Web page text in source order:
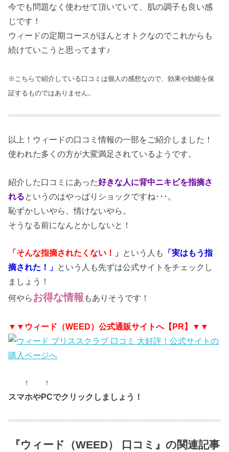
今でも問題なく使わせて頂いていて、肌の調子も良い感
じです！
ウィードの定期コースがほんとオトクなのでこれからも
続けていこうと思ってます♪
※こちらで紹介している口コミは個人の感想なので、効果や効能を保
証するものではありません。
以上！ウィードの口コミ情報の一部をご紹介しました！
使われた多くの方が大変満足されているようです。
紹介した口コミにあった好きな人に背中ニキビを指摘さ
れる というのはやっぱりショックですね･･･。
恥ずかしいやら、情けないやら。
そうなる前になんとかしないと！
「そんな指摘されたくない！」 という人も
「実はもう指
摘された！」 という人も先ずは公式サイトをチェックし
ましょう！
何やらお得な情報 もありそうです！
▼▼ウィード（WEED）公式通販サイトへ【PR】▼▼
↑ ↑
スマホやPCでクリックしましょう！
『ウィード（WEED） 口コミ』の関連記事